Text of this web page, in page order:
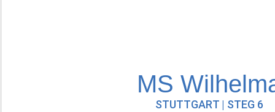
MS
STUTTGART | STEG 6